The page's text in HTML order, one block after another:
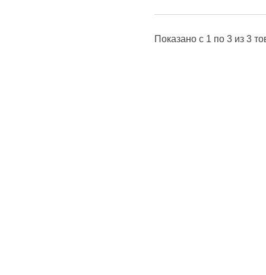
Показано c 1 по 3 из 3